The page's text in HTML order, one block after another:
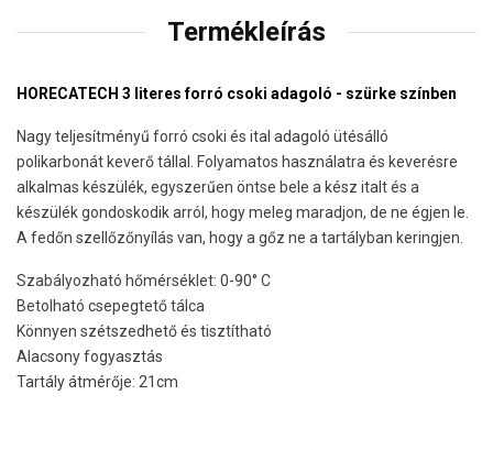
Termékleírás
HORECATECH 3 literes forró csoki adagoló - szürke színben
Nagy teljesítményű forró csoki és ital adagoló ütésálló
polikarbonát keverő tállal. Folyamatos használatra és keverésre
alkalmas készülék, egyszerűen öntse bele a kész italt és a
készülék gondoskodik arról, hogy meleg maradjon, de ne égjen le.
A fedőn szellőzőnyílás van, hogy a gőz ne a tartályban keringjen.
Szabályozható hőmérséklet: 0-90° C
Betolható csepegtető tálca
Könnyen szétszedhető és tisztítható
Alacsony fogyasztás
Tartály átmérője: 21cm